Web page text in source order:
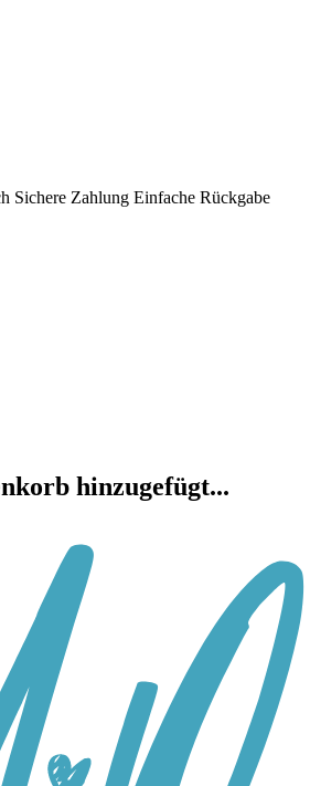
Sichere Zahlung Einfache Rückgabe
hinzugefügt...